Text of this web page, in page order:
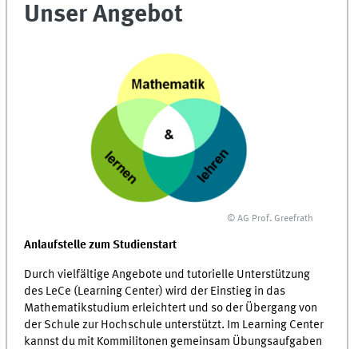
Unser Angebot
© AG Prof. Greefrath
Anlaufstelle zum Studienstart
Durch vielfältige Angebote und tutorielle Unterstützung
des LeCe (Learning Center) wird der Einstieg in das
Mathematikstudium erleichtert und so der Übergang von
der Schule zur Hochschule unterstützt. Im Learning Center
kannst du mit Kommilitonen gemeinsam Übungsaufgaben